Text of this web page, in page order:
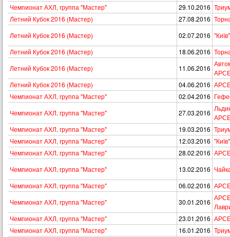
Чемпионат АХЛ, группа "Мастер"
29.10.2016
Летний Кубок 2016 (Мастер)
27.08.2016
Летний Кубок 2016 (Мастер)
02.07.2016
Летний Кубок 2016 (Мастер)
18.06.2016
Летний Кубок 2016 (Мастер)
11.06.2016
Летний Кубок 2016 (Мастер)
04.06.2016
Чемпионат АХЛ, группа "Мастер"
02.04.2016
Чемпионат АХЛ, группа "Мастер"
27.03.2016
Чемпионат АХЛ, группа "Мастер"
19.03.2016
Чемпионат АХЛ, группа "Мастер"
12.03.2016
Чемпионат АХЛ, группа "Мастер"
28.02.2016
Чемпионат АХЛ, группа "Мастер"
13.02.2016
Чемпионат АХЛ, группа "Мастер"
06.02.2016
Чемпионат АХЛ, группа "Мастер"
30.01.2016
Чемпионат АХЛ, группа "Мастер"
23.01.2016
Чемпионат АХЛ, группа "Мастер"
16.01.2016